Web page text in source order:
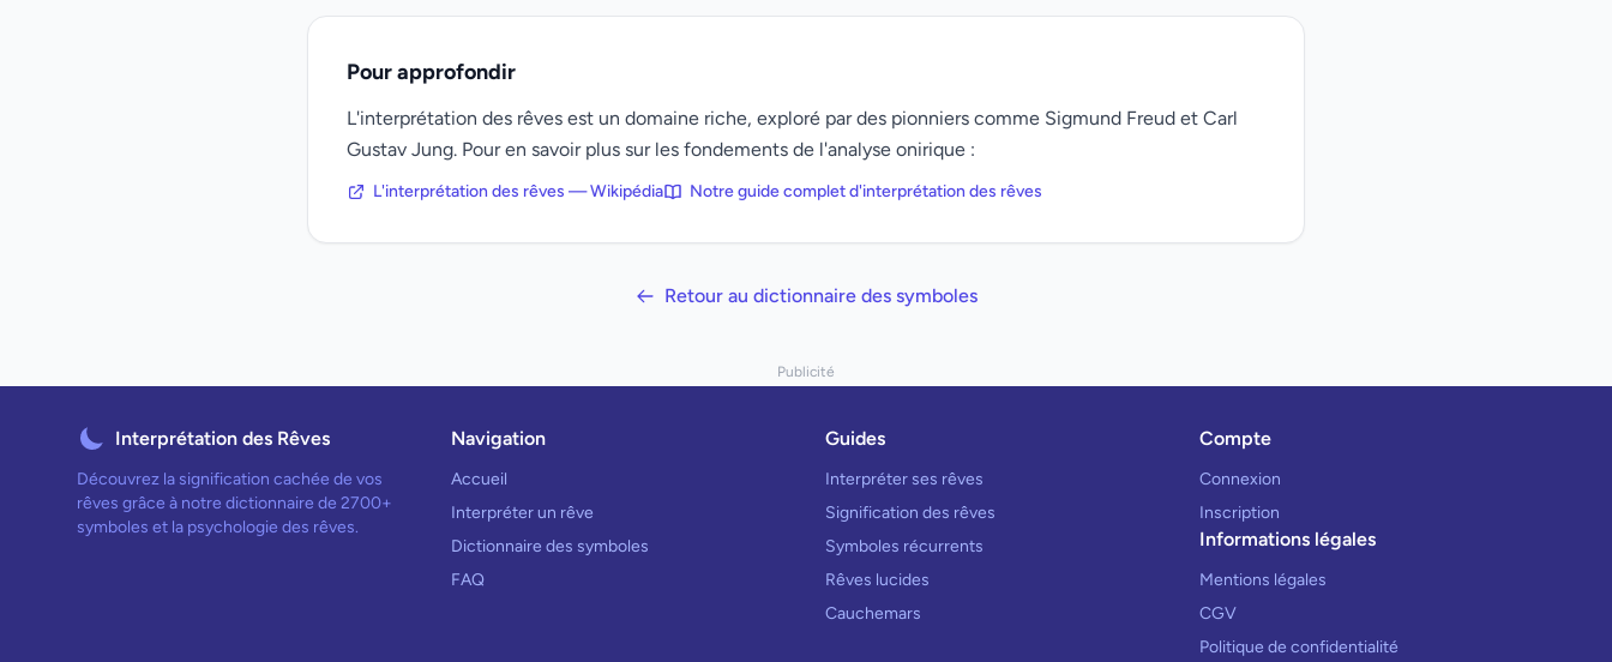
Pour approfondir
L'interprétation des rêves est un domaine riche, exploré par des pionniers comme Sigmund Freud et Carl
Gustav Jung. Pour en savoir plus sur les fondements de l'analyse onirique :
L'interprétation des rêves — Wikipédia Notre guide complet d'interprétation des rêves
Retour au dictionnaire des symboles
Publicité
Interprétation des Rêves
Découvrez la signification cachée de vos
rêves grâce à notre dictionnaire de 2700+
symboles et la psychologie des rêves.
Navigation
Accueil
Interpréter un rêve
Dictionnaire des symboles
FAQ
Guides
Interpréter ses rêves
Signification des rêves
Symboles récurrents
Rêves lucides
Cauchemars
Compte
Connexion
Inscription
Informations légales
Mentions légales
CGV
Politique de confidentialité